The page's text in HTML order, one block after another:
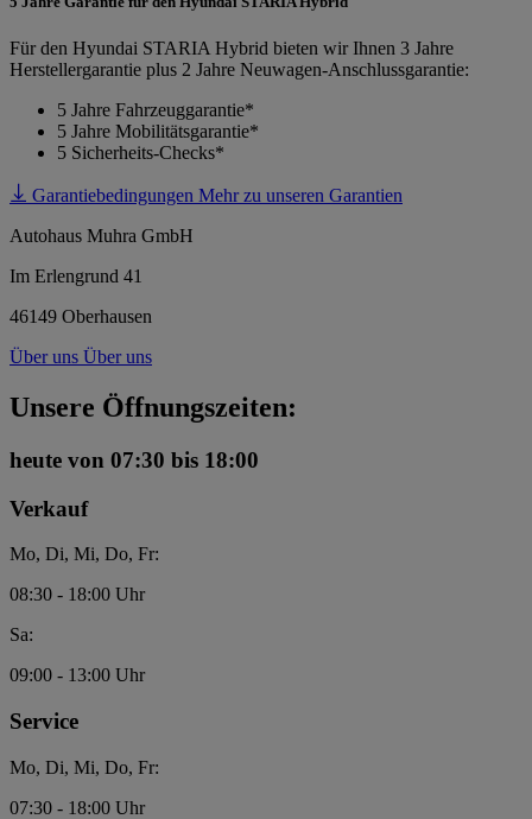
Für den Hyundai STARIA Hybrid bieten wir Ihnen 3 Jahre
Herstellergarantie plus 2 Jahre Neuwagen-Anschlussgarantie:
5 Jahre Fahrzeuggarantie*
5 Jahre Mobilitätsgarantie*
5 Sicherheits-Checks*
Garantiebedingungen Mehr zu unseren Garantien
Autohaus Muhra GmbH
Im Erlengrund 41
46149 Oberhausen
Über uns Über uns
Unsere Öffnungszeiten:
heute von 07:30 bis 18:00
Verkauf
Mo, Di, Mi, Do, Fr:
08:30 - 18:00 Uhr
Sa:
09:00 - 13:00 Uhr
Service
Mo, Di, Mi, Do, Fr:
07:30 - 18:00 Uhr